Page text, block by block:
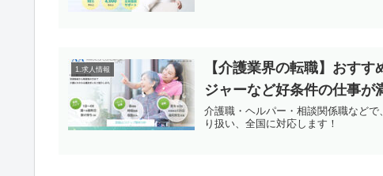
1.求人情報
【介護業界の転職】おす
ジャーなど好条件の仕事が
介護職・ヘルパー・相談関係職など
り扱い、全国に対応します！